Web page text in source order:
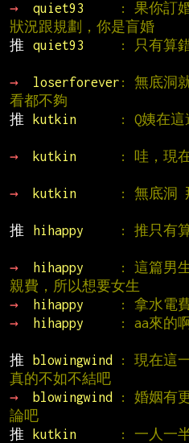
→
quiet93
: 果你訂
狀況跟規劃，你是盲婚
推
quiet93
: 只有算
→
loserforever : 無底洞
看都不夠
推
kutkin
: Q姨在
→
kutkin
: 哇，現
→
kutkin
: 無底洞
推
hihappy
: 推只有
→
hihappy
: 這篇男
親費，所以想要女生
→
hihappy : 拿水電
→
hihappy
: aa來的
推
blowingwind
: 現在這
真的不如不結吧
→
blowingwind
: 婚姻有
論吧
推
kutkin
: 一人一